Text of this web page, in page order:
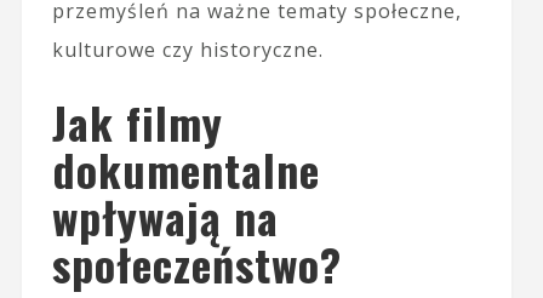
przemyśleń na ważne tematy społeczne,
kulturowe czy historyczne.
Jak filmy
dokumentalne
wpływają na
społeczeństwo?